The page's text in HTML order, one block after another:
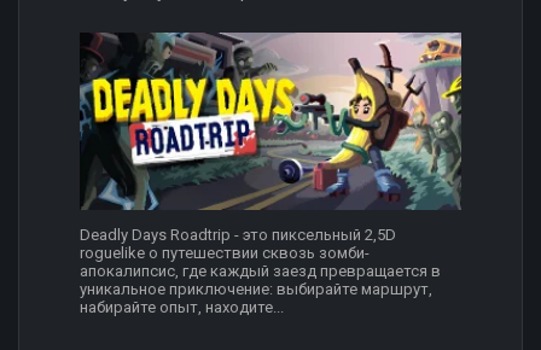
Deadly Days Roadtrip - это пиксельный 2,5D
roguelike о путешествии сквозь зомби-
апокалипсис, где каждый заезд превращается в
уникальное приключение: выбирайте маршрут,
набирайте опыт, находите...